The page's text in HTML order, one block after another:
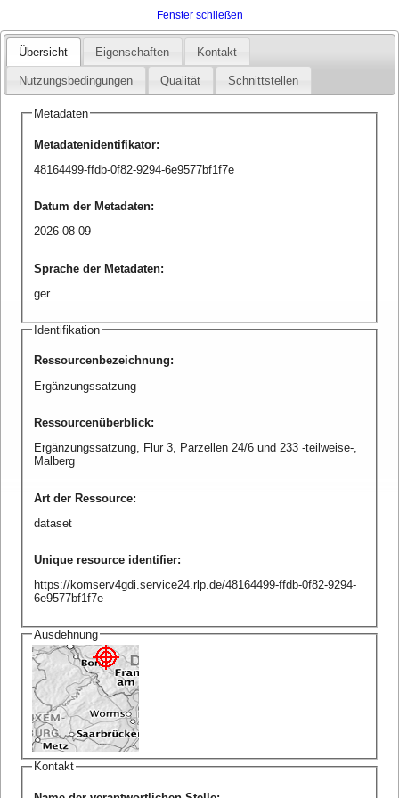
Fenster schließen
Übersicht Eigenschaften Kontakt
Nutzungsbedingungen Qualität Schnittstellen
Metadaten
Metadatenidentifikator:
48164499-ffdb-0f82-9294-6e9577bf1f7e
Datum der Metadaten:
2026-08-09
Sprache der Metadaten:
ger
Identifikation
Ressourcenbezeichnung:
Ergänzungssatzung
Ressourcenüberblick:
Ergänzungssatzung, Flur 3, Parzellen 24/6 und 233 -teilweise-,
Malberg
Art der Ressource:
dataset
Unique resource identifier:
https://komserv4gdi.service24.rlp.de/48164499-ffdb-0f82-9294-
6e9577bf1f7e
Ausdehnung
Kontakt